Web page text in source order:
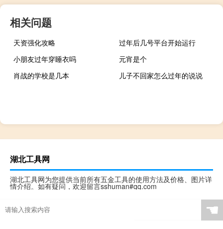
相关问题
天资强化攻略
过年后几号平台开始运行
小朋友过年穿睡衣吗
元宵是个
肖战的学校是几本
儿子不回家怎么过年的说说
湖北工具网
湖北工具网为您提供当前所有五金工具的使用方法及价格、图片详
情介绍。如有疑问，欢迎留言sshuman#qq.com
☚